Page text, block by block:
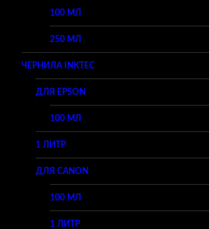
100 МЛ
250 МЛ
ЧЕРНИЛА INKTEC
ДЛЯ EPSON
100 МЛ
1 ЛИТР
ДЛЯ CANON
100 МЛ
1 ЛИТР